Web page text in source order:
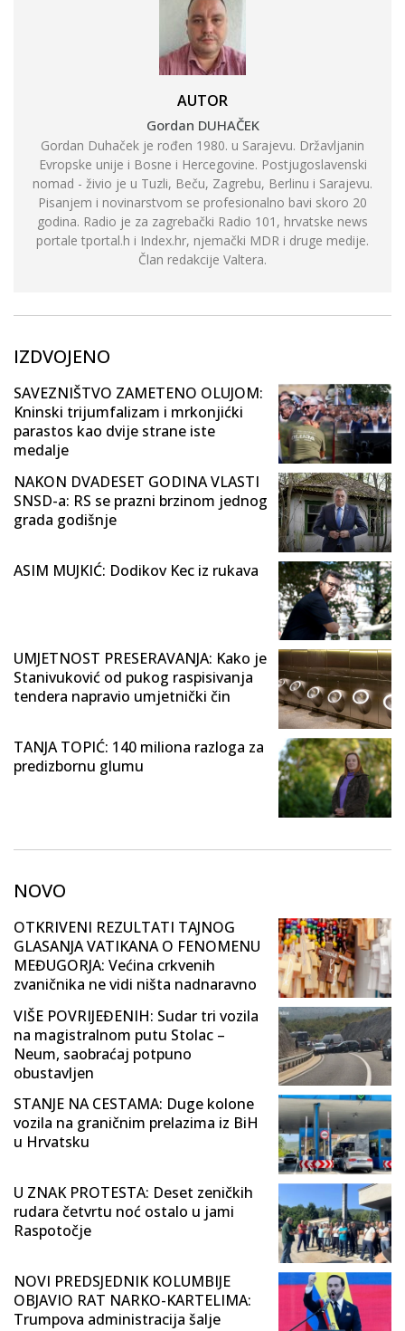
AUTOR
Gordan DUHAČEK
Gordan Duhaček je rođen 1980. u Sarajevu. Državljanin
Evropske unije i Bosne i Hercegovine. Postjugoslavenski
nomad - živio je u Tuzli, Beču, Zagrebu, Berlinu i Sarajevu.
Pisanjem i novinarstvom se profesionalno bavi skoro 20
godina. Radio je za zagrebački Radio 101, hrvatske news
portale tportal.h i Index.hr, njemački MDR i druge medije.
Član redakcije Valtera.
IZDVOJENO
SAVEZNIŠTVO ZAMETENO OLUJOM:
Kninski trijumfalizam i mrkonjićki
parastos kao dvije strane iste
medalje
NAKON DVADESET GODINA VLASTI
SNSD-a: RS se prazni brzinom jednog
grada godišnje
ASIM MUJKIĆ: Dodikov Kec iz rukava
UMJETNOST PRESERAVANJA: Kako je
Stanivuković od pukog raspisivanja
tendera napravio umjetnički čin
TANJA TOPIĆ: 140 miliona razloga za
predizbornu glumu
NOVO
OTKRIVENI REZULTATI TAJNOG
GLASANJA VATIKANA O FENOMENU
MEĐUGORJA: Većina crkvenih
zvaničnika ne vidi ništa nadnaravno
VIŠE POVRIJEĐENIH: Sudar tri vozila
na magistralnom putu Stolac –
Neum, saobraćaj potpuno
obustavljen
STANJE NA CESTAMA: Duge kolone
vozila na graničnim prelazima iz BiH
u Hrvatsku
U ZNAK PROTESTA: Deset zeničkih
rudara četvrtu noć ostalo u jami
Raspotočje
NOVI PREDSJEDNIK KOLUMBIJE
OBJAVIO RAT NARKO-KARTELIMA:
Trumpova administracija šalje